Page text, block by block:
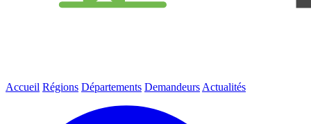
Accueil Régions Départements Demandeurs Actualités